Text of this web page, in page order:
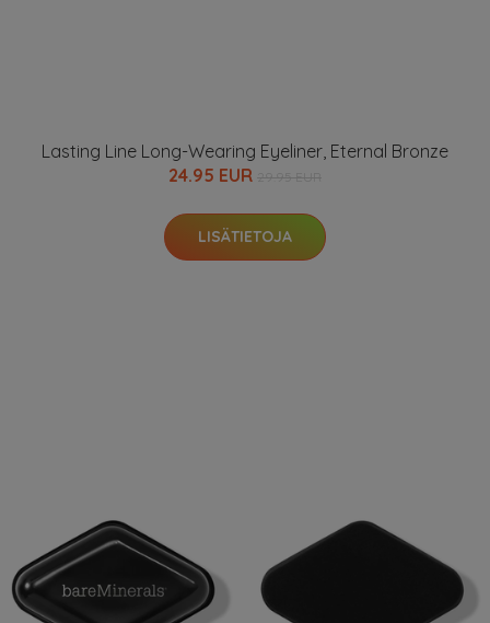
Lasting Line Long-Wearing Eyeliner, Eternal Bronze
24.95 EUR
LISÄTIETOJA